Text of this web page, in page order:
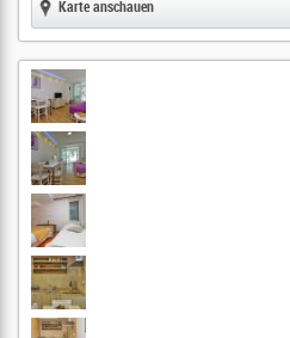
Karte anschauen